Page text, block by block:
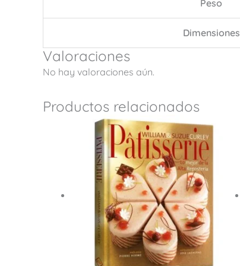
Peso
Dimensiones
Valoraciones
No hay valoraciones aún.
Productos relacionados